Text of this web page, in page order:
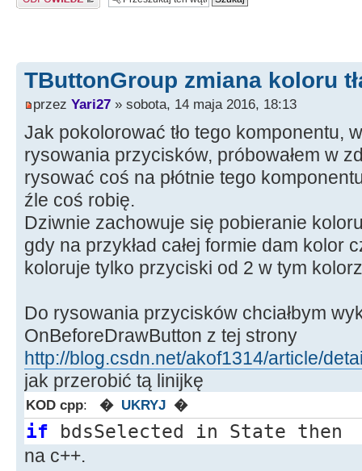
TButtonGroup zmiana koloru
przez Yari27 » sobota, 14 maja 2016, 18:13
Jak pokolorować tło tego komponentu,
rysowania przycisków, próbowałem w
rysować coś na płótnie tego
źle coś robię.
Dziwnie zachowuje się pobieranie
gdy na przykład całej formie dam kolor
koloruje tylko przyciski od 2 w tym
Do rysowania przycisków chciałbym
OnBeforeDrawButton z tej strony
http://blog.csdn.net/akof1314/article/
jak przerobić tą linijkę
KOD cpp: � UKRYJ �
if bdsSelected in State then
na c++.